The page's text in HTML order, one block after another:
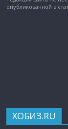
опубликованной в
ХОБИЗ.RU